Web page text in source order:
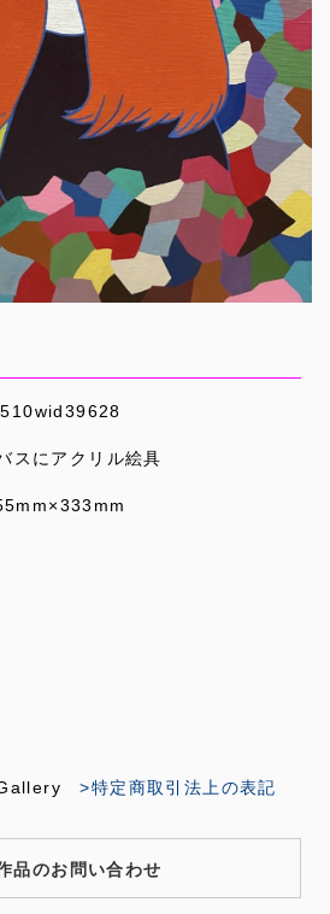
スにアクリル絵具
Gallery>特定商取引法上の表記
品のお問い合わせ